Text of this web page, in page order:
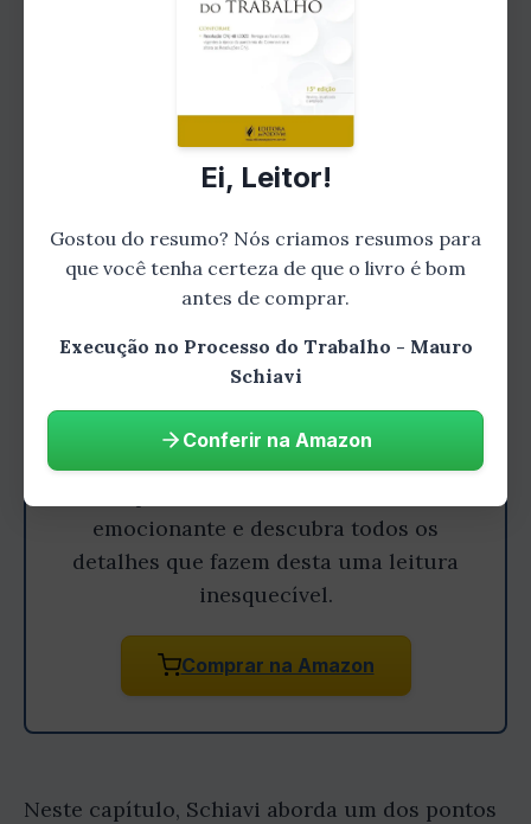
Gostou do resumo? Leia o livro
completo!
emocionante e descubra todos os
detalhes que fazem desta uma leitura
inesquecível.
Comprar na Amazon
Neste capítulo, Schiavi aborda um dos pontos
Ei, Leitor!
Gostou do resumo? Nós criamos resumos para
que você tenha certeza de que o livro é bom
antes de comprar.
Execução no Processo do Trabalho - Mauro
Schiavi
Conferir na Amazon